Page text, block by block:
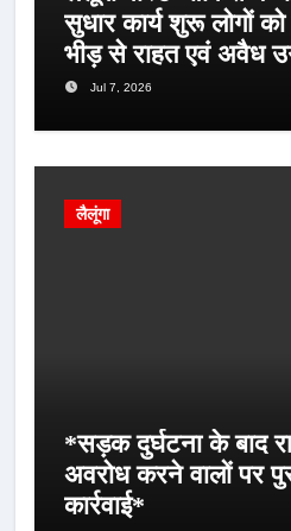
सुधार कार्य शुरू लोगों
भीड़ से राहत एवं अवैध
Jul 7, 2026
लैलूंगा
*सड़क दुर्घटना के बाद
अवरोध करने वालों पर
कार्रवाई*